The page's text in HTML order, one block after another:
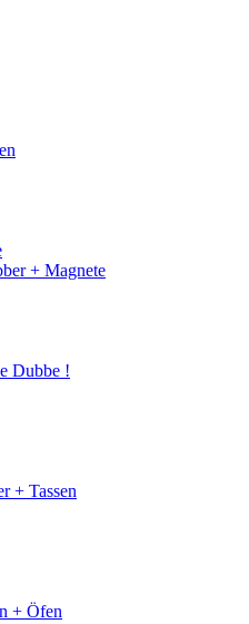
+ Magnete
Dubbe !
+ Tassen
+ Öfen